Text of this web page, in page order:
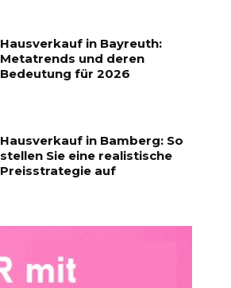
Hausverkauf in Bayreuth:
Metatrends und deren
Bedeutung für 2026
Hausverkauf in Bamberg: So
stellen Sie eine realistische
Preisstrategie auf